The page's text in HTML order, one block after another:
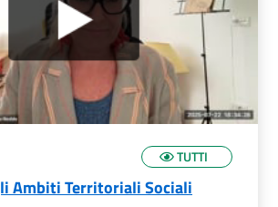
TUTTI
Ambiti Territoriali Sociali